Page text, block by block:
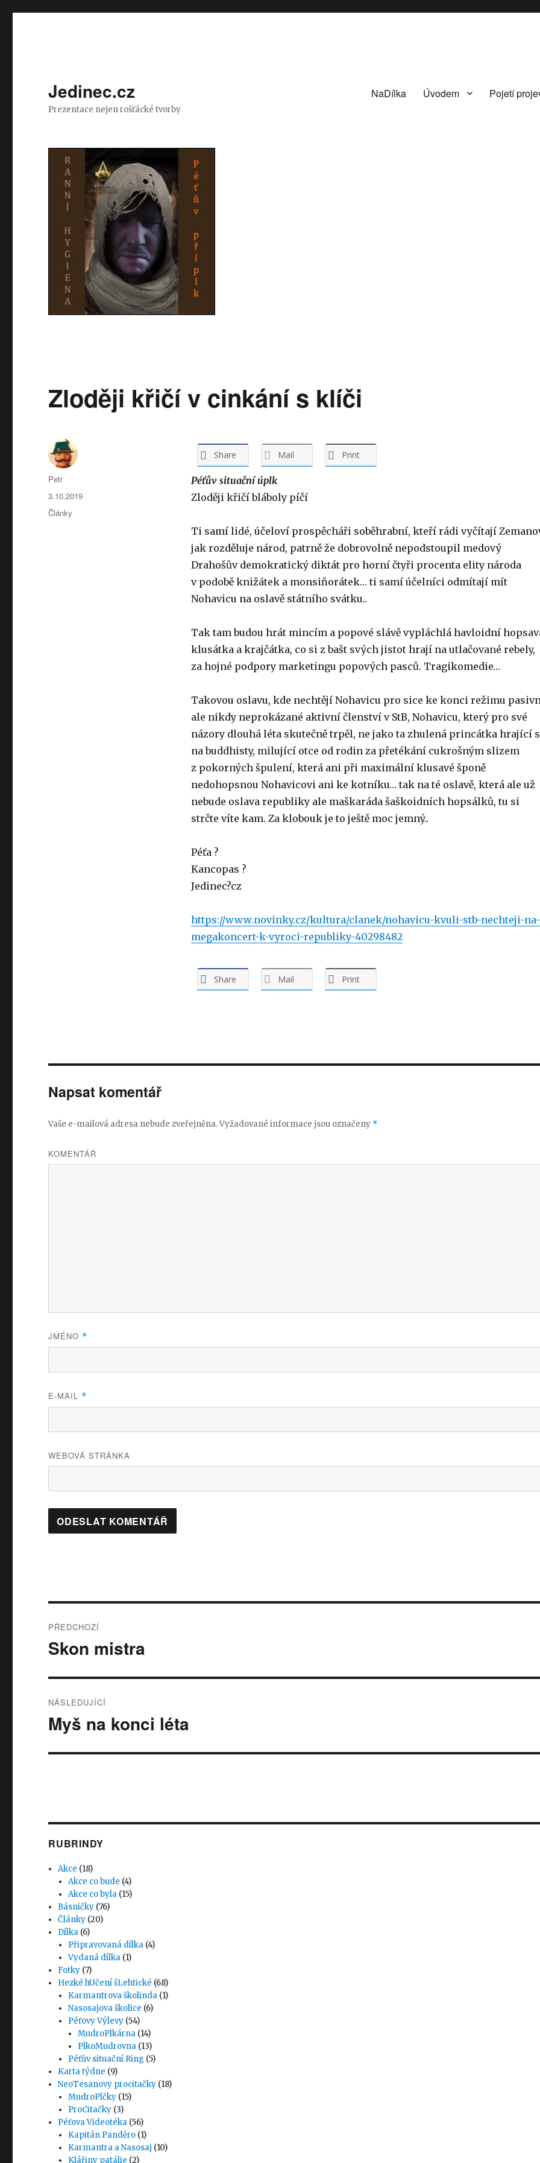
Jedinec.cz
Prezentace nejen rošťácké tvorby
NaDílka Úvodem Pojetí
Zloději křičí v cinkání s klíči
Share Mail Print
Péťův situační úplk
Zloději křičí bláboly píčí
Ti samí lidé, účeloví prospěcháři soběhrabní, kteří rádi vyčítají
jak rozděluje národ, patrně že dobrovolně nepodstoupil medový
Drahošův demokratický diktát pro horní čtyři procenta elity národa
v podobě knižátek a monsiňorátek… ti samí účelníci odmítají mít
Nohavicu na oslavě státního svátku..
Tak tam budou hrát mincím a popové slávě vypláchlá havloidní
klusátka a krajčátka, co si z bašt svých jistot hrají na utlačované rebely,
za hojné podpory marketingu popových pasců. Tragikomedie…
Takovou oslavu, kde nechtějí Nohavicu pro sice ke konci režimu
ale nikdy neprokázané aktivní členství v StB, Nohavicu, který pro své
názory dlouhá léta skutečně trpěl, ne jako ta zhulená princátka hrající
na buddhisty, milující otce od rodin za přetékání cukrošným slizem
z pokorných špulení, která ani při maximální klusavé šponě
nedohopsnou Nohavicovi ani ke kotníku… tak na té oslavě, která ale už
nebude oslava republiky ale maškaráda šaškoidních hopsálků, tu si
strčte víte kam. Za klobouk je to ještě moc jemný..
Péťa ?
Kancopas ?
Jedinec?cz
https://www.novinky.cz/kultura/clanek/nohavicu-kvuli-stb-nechteji-na-
megakoncert-k-vyroci-republiky-40298482
Share Mail Print
Autor:
Petr
Publikováno:
3.10.2019
Rubriky:
Články
Napsat komentář
Vaše e-mailová adresa nebude zveřejněna.Vyžadované informace jsou označeny *
KOMENTÁŘ
JMÉNO *
E-MAIL *
WEBOVÁ STRÁNKA
pro
PŘEDCHOZÍ
Předchozí
Skon mistra
NÁSLEDUJÍCÍ
Následující
příspěvek:
Myš na konci léta
RUBRINDY
Akce (18)
Akce co bude (4)
Akce co byla(15)
Básničky (76)
Články (20)
Dílka (6)
Připravovaná dílka(4)
Vydaná dílka(1)
Fotky (7)
Hezké hUčení šLehtické (68)
Karmantrova školinda(1)
Nasosajova školice (6)
Péťovy Výlevy(54)
MudroPlkárna(14)
PlkoMudrovna(13)
Péťův situační Ring (5)
Karta týdne (9)
NeoTesanovy procitačky (18)
MudroPlčky(15)
ProCitačky(3)
Péťova Videotéka (56)
Kapitán Panděro(1)
Karmantra a Nasosaj (10)
Klářiny patálie (2)